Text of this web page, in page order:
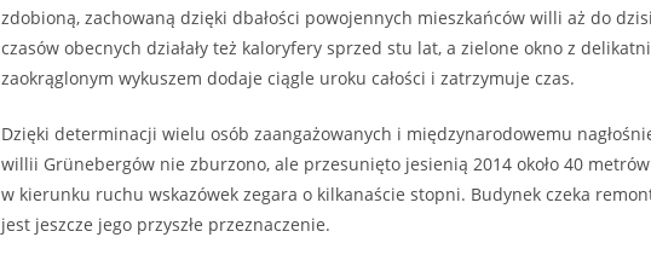
zdobioną, zachowaną dzięki dbałości powojennych mieszkańców willi aż do
czasów obecnych działały też kaloryfery sprzed stu lat, a zielone okno z
zaokrąglonym wykuszem dodaje ciągle uroku całości i zatrzymuje czas.
Dzięki determinacji wielu osób zaangażowanych i międzynarodowemu
willii Grünebergów nie zburzono, ale przesunięto jesienią 2014 około 40
w kierunku ruchu wskazówek zegara o kilkanaście stopni. Budynek czeka
jest jeszcze jego przyszłe przeznaczenie.